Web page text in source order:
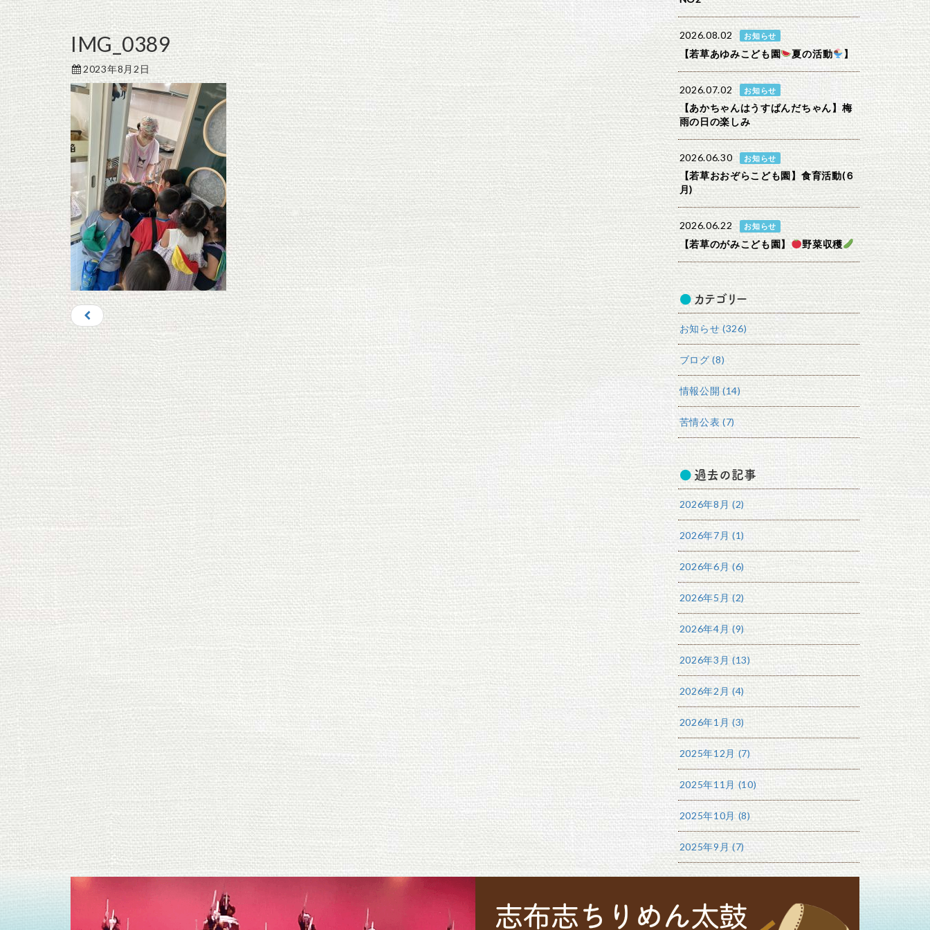
IMG_0389
2023年8月2日
2026.08.02 お知らせ
【若草あゆみこども園 夏の活動 】
2026.07.02 お知らせ
【あかちゃんはうすぱんだちゃん】梅
雨の日の楽しみ
2026.06.30 お知らせ
【若草おおぞらこども園】食育活動(６
月)
2026.06.22 お知らせ
【若草のがみこども園】 野菜収穫
カテゴリー
お知らせ (326)
ブログ (8)
情報公開 (14)
苦情公表 (7)
過去の記事
2026年8月 (2)
2026年7月 (1)
2026年6月 (6)
2026年5月 (2)
2026年4月 (9)
2026年3月 (13)
2026年2月 (4)
2026年1月 (3)
2025年12月 (7)
2025年11月 (10)
2025年10月 (8)
2025年9月 (7)